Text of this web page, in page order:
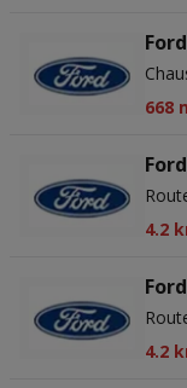
Ford
668
Ford
4.2
Ford
4.2